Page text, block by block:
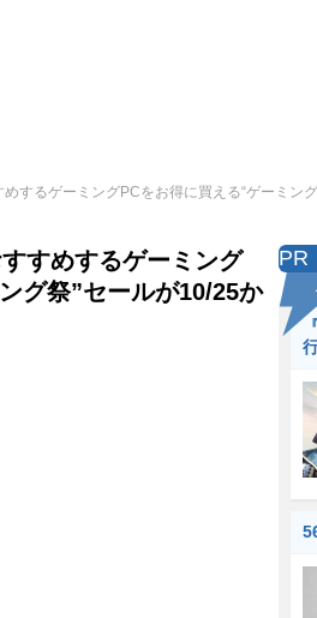
するゲーミングPCをお得に買える“ゲーミン
すめするゲーミング
グ祭”セールが10/25か
PR